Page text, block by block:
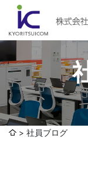
社員ブログ